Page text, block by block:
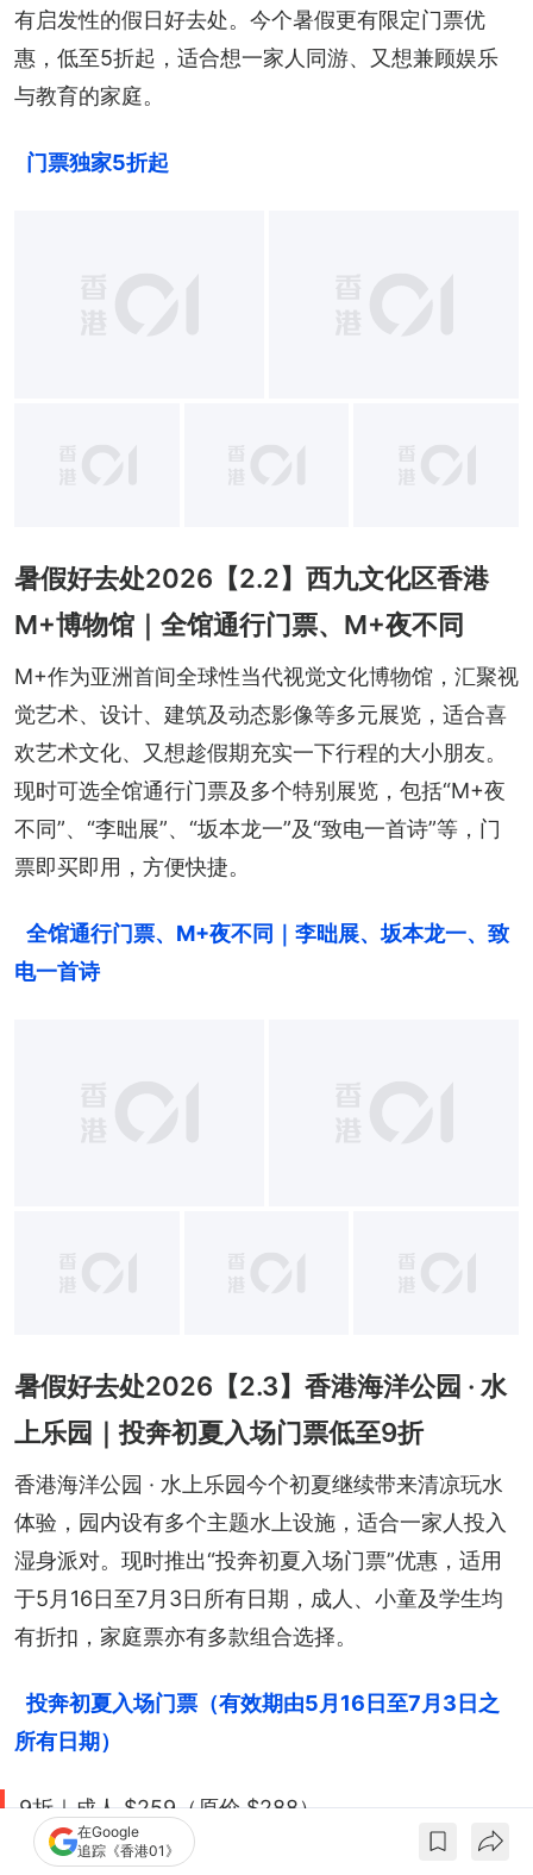
有启发性的假日好去处。今个暑假更有限定门票优
惠，低至5折起，适合想一家人同游、又想兼顾娱乐
与教育的家庭。
门票独家5折起
+ 3
暑假好去处2026【2.2】西九文化区香港
M+博物馆｜全馆通行门票、M+夜不同
M+作为亚洲首间全球性当代视觉文化博物馆，汇聚视
觉艺术、设计、建筑及动态影像等多元展览，适合喜
欢艺术文化、又想趁假期充实一下行程的大小朋友。
现时可选全馆通行门票及多个特别展览，包括“M+夜
不同”、“李昢展”、“坂本龙一”及“致电一首诗”等，门
票即买即用，方便快捷。
全馆通行门票、M+夜不同｜李昢展、坂本龙一、致
电一首诗
+ 1
暑假好去处2026【2.3】香港海洋公园 · 水
上乐园｜投奔初夏入场门票低至9折
香港海洋公园 · 水上乐园今个初夏继续带来清凉玩水
体验，园内设有多个主题水上设施，适合一家人投入
湿身派对。现时推出“投奔初夏入场门票”优惠，适用
于5月16日至7月3日所有日期，成人、小童及学生均
有折扣，家庭票亦有多款组合选择。
投奔初夏入场门票（有效期由5月16日至7月3日之
所有日期）
9折｜成人 $259（原价 $288）
95折｜小童* $137（原价 $144）
在Google
追踪《香港01》